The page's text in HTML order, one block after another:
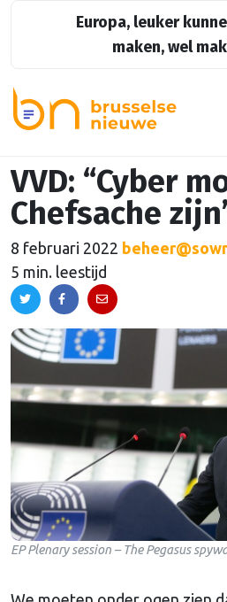
Europa, leuker
maken, wel
VVD: “Cyber
Chefsache
8 februari 2022
5 min. leestijd
EP Plenary session – The Pegasus